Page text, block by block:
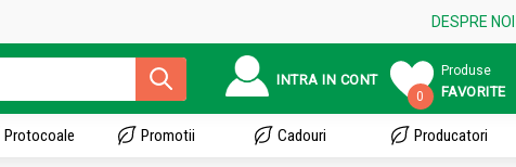
DESPRE NOI
INTRA IN CONT
0
Produse
FAVORITE
Protocoale Promotii Cadouri Producatori